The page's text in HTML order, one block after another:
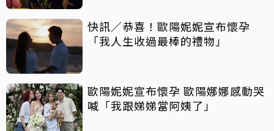
快訊／恭喜！歐陽妮妮宣布懷孕
「我人生收過最棒的禮物」
歐陽妮妮宣布懷孕 歐陽娜娜感動哭
喊「我跟娣娣當阿姨了」